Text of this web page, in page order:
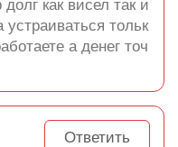
как висел так и
тольк
а денег точ
Ответить